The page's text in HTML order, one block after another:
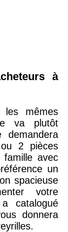
à
les mêmes
va plutôt
2 pièces
avec
un
spacieuse
votre
catalogué
donnera